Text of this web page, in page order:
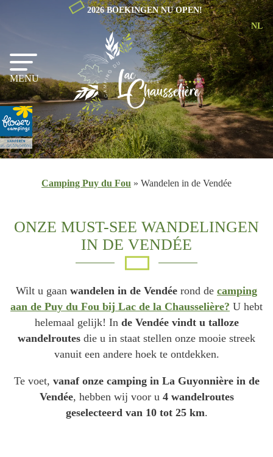
2026 BOEKINGEN NU OPEN!
NL
EN
FR
MENU
Camping Puy du Fou » Wandelen in de Vendée
ONZE MUST-SEE WANDELINGEN
IN DE VENDÉE
Wilt u gaan wandelen in de Vendée rond de camping
aan de Puy du Fou bij Lac de la Chausselière? U hebt
helemaal gelijk! In de Vendée vindt u talloze
wandelroutes die u in staat stellen onze mooie streek
vanuit een andere hoek te ontdekken.
Te voet, vanaf onze camping in La Guyonnière in de
Vendée, hebben wij voor u 4 wandelroutes
geselecteerd van 10 tot 25 km.